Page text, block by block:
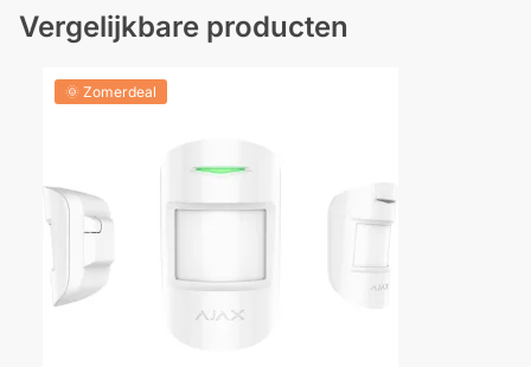
Vergelijkbare producten
🌞 Zomerdeal